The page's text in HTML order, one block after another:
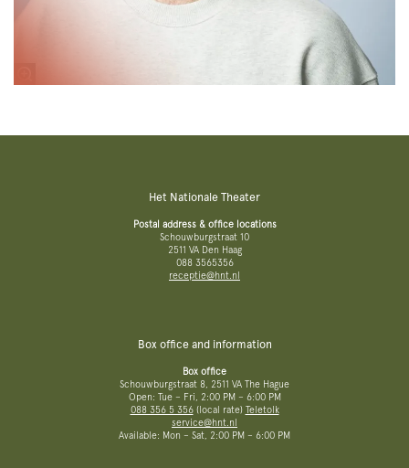
Het Nationale Theater
Postal address & office locations
Schouwburgstraat 10
2511 VA Den Haag
088 3565356
receptie@hnt.nl
Box office and information
Box office
Schouwburgstraat 8, 2511 VA The Hague
Open: Tue – Fri, 2:00 PM – 6:00 PM
088 356 5 356(local rate) Teletolk
service@hnt.nl
Available: Mon – Sat, 2:00 PM – 6:00 PM